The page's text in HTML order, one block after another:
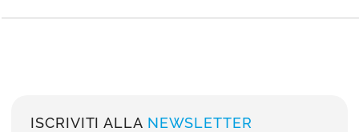
ISCRIVITI ALLA NEWSLETTER